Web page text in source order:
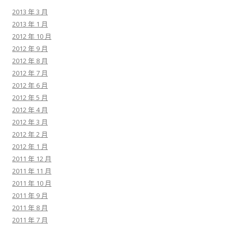
2013 年 3 月
2013 年 1 月
2012 年 10 月
2012 年 9 月
2012 年 8 月
2012 年 7 月
2012 年 6 月
2012 年 5 月
2012 年 4 月
2012 年 3 月
2012 年 2 月
2012 年 1 月
2011 年 12 月
2011 年 11 月
2011 年 10 月
2011 年 9 月
2011 年 8 月
2011 年 7 月